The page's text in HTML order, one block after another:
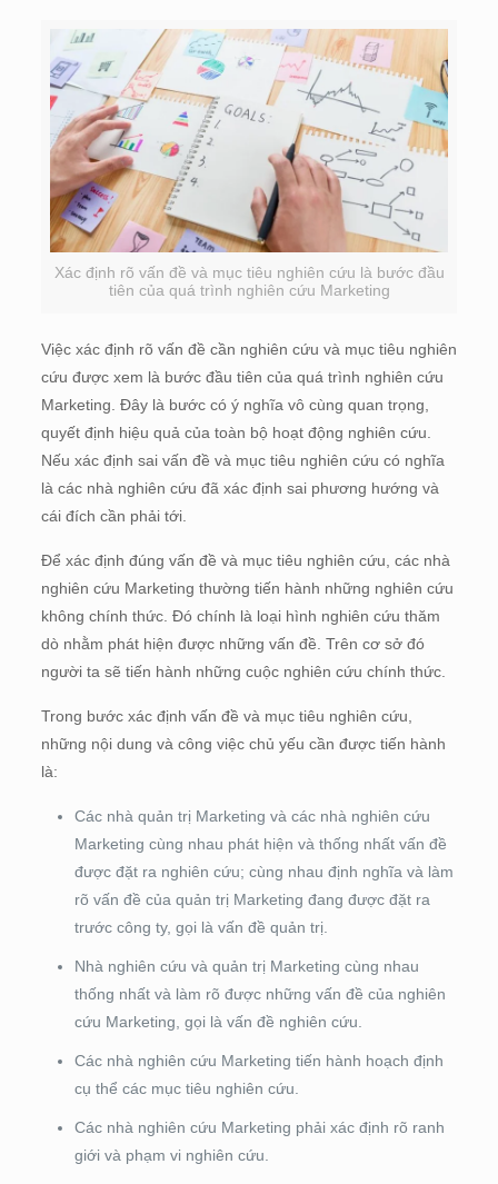
Xác định rõ vấn đề và mục tiêu nghiên cứu là bước đầu
tiên của quá trình nghiên cứu Marketing
Việc xác định rõ vấn đề cần nghiên cứu và mục tiêu nghiên
cứu được xem là bước đầu tiên của quá trình nghiên cứu
Marketing. Đây là bước có ý nghĩa vô cùng quan trọng,
quyết định hiệu quả của toàn bộ hoạt động nghiên cứu.
Nếu xác định sai vấn đề và mục tiêu nghiên cứu có nghĩa
là các nhà nghiên cứu đã xác định sai phương hướng và
cái đích cần phải tới.
Để xác định đúng vấn đề và mục tiêu nghiên cứu, các nhà
nghiên cứu Marketing thường tiến hành những nghiên cứu
không chính thức. Đó chính là loại hình nghiên cứu thăm
dò nhằm phát hiện được những vấn đề. Trên cơ sở đó
người ta sẽ tiến hành những cuộc nghiên cứu chính thức.
Trong bước xác định vấn đề và mục tiêu nghiên cứu,
những nội dung và công việc chủ yếu cần được tiến hành
là:
Các nhà quản trị Marketing và các nhà nghiên cứu
Marketing cùng nhau phát hiện và thống nhất vấn đề
được đặt ra nghiên cứu; cùng nhau định nghĩa và làm
rõ vấn đề của quản trị Marketing đang được đặt ra
trước công ty, gọi là vấn đề quản trị.
Nhà nghiên cứu và quản trị Marketing cùng nhau
thống nhất và làm rõ được những vấn đề của nghiên
cứu Marketing, gọi là vấn đề nghiên cứu.
Các nhà nghiên cứu Marketing tiến hành hoạch định
cụ thể các mục tiêu nghiên cứu.
Các nhà nghiên cứu Marketing phải xác định rõ ranh
giới và phạm vi nghiên cứu.